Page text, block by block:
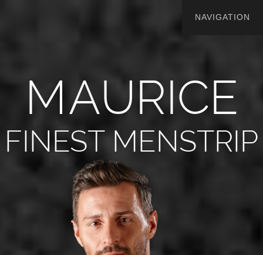
MAURICE
FINEST MENSTRIP